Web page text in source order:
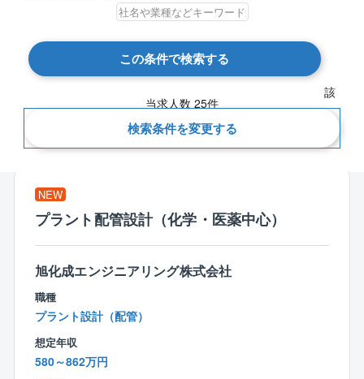
この条件で検索する
該
当求人数 25件
検索条件を変更する
新着順
NEW
プラント配管設計（化学・医薬中心）
旭化成エンジニアリング株式会社
職種
プラント設計（配管）
想定年収
580～862万円